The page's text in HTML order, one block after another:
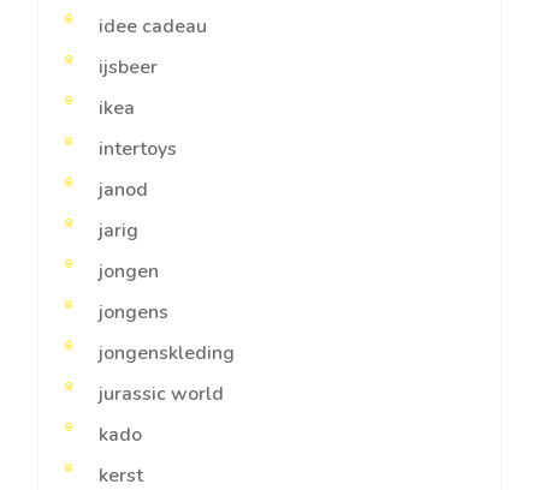
idee cadeau
ijsbeer
ikea
intertoys
janod
jarig
jongen
jongens
jongenskleding
jurassic world
kado
kerst